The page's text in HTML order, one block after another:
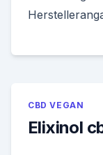
CBD VEGAN
Elixinol